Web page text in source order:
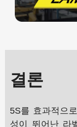
결론
5S를 효과적으
성이 뛰어난 라